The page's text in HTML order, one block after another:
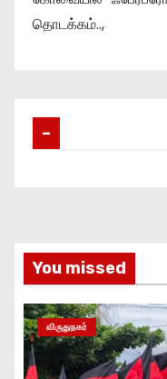
தொடக்கம்..,
–
You missed
விருதுநகர்